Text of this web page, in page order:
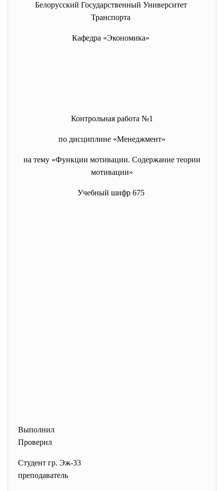
Белорусский Государственный Университет
Транспорта
Кафедра «Экономика»
Контрольная работа №1
по дисциплине «Менеджмент»
на тему «Функции мотивации. Содержание теории
мотивации»
Учебный шифр 675
Выполнил
Проверил
Студент гр. Эж-33
преподаватель